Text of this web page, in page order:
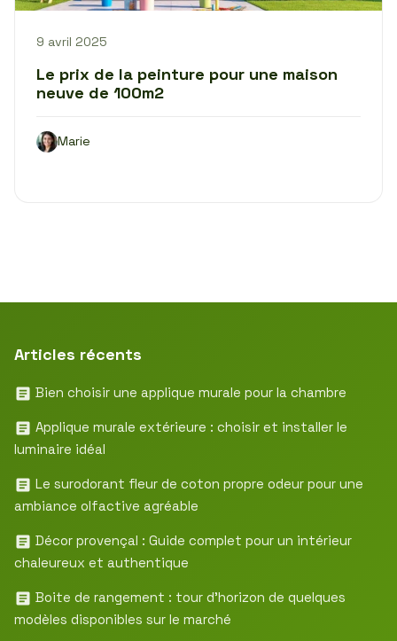
9 avril 2025
Le prix de la peinture pour une maison
neuve de 100m2
Marie
Articles récents
Bien choisir une applique murale pour la chambre
Applique murale extérieure : choisir et installer le
luminaire idéal
Le surodorant fleur de coton propre odeur pour une
ambiance olfactive agréable
Décor provençal : Guide complet pour un intérieur
chaleureux et authentique
Boite de rangement : tour d’horizon de quelques
modèles disponibles sur le marché